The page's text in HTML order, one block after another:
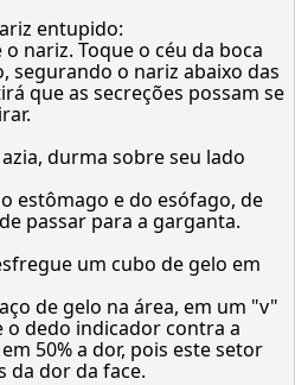
entupido:
nariz. Toque o céu da boca
segurando o nariz abaixo das
que as secreções possam se
durma sobre seu lado
estômago e do esófago, de
passar para a garganta.
um cubo de gelo em
de gelo na área, em um "v"
dedo indicador contra a
50% a dor, pois este setor
da dor da face.